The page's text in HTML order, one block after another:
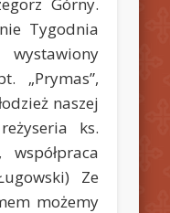
Tygodnia
wystawiony
„Prymas”,
naszej
ks.
współpraca
Ze
możemy